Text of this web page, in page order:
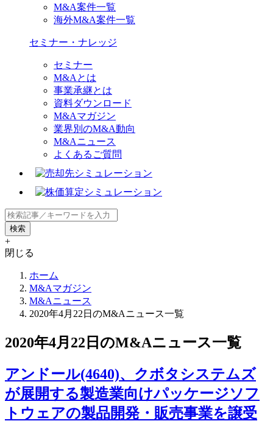
M&A案件一覧
海外M&A案件一覧
セミナー・ナレッジ
セミナー
M&Aとは
事業承継とは
資料ダウンロード
M&Aマガジン
業界別のM&A動向
M&Aニュース
よくあるご質問
+
閉じる
ホーム
M&Aマガジン
M&Aニュース
2020年4月22日のM&Aニュース一覧
2020年4月22日のM&Aニュース一覧
アンドール(4640)、クボタシステムズ
が展開する製造業向けパッケージソフ
トウェアの製品開発・販売事業を譲受